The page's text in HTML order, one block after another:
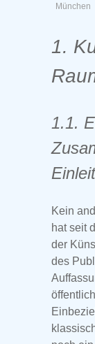
München
1.
1.1.
Kein
hat seit
der
des